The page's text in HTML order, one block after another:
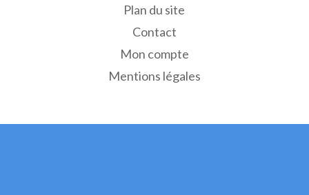
Plan du site
Contact
Mon compte
Mentions légales